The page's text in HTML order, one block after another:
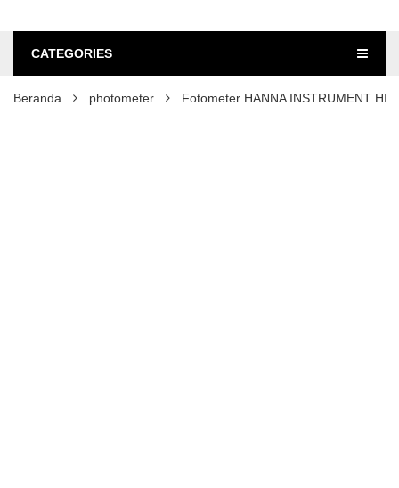
CATEGORIES
Beranda photometer Fotometer HANNA INSTRUMENT